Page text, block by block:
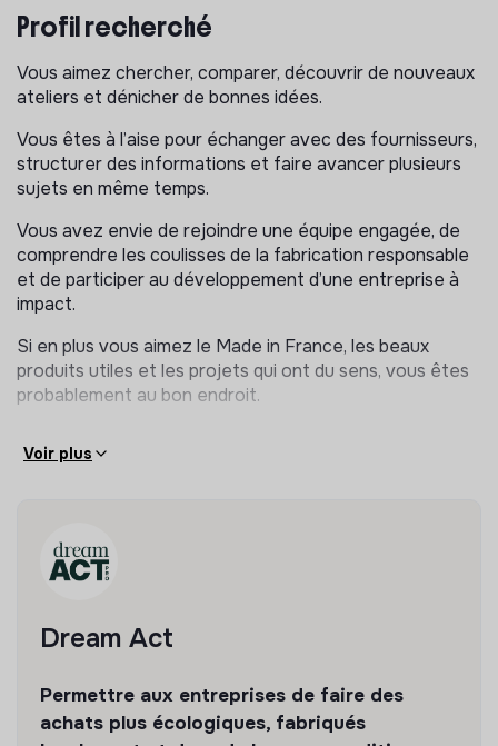
engagés,
création de nouvelles gammes utiles et durables,
échanges directs avec des artisans et partenaires
partout en France,
réflexion sur les tendances, les matières, l’impact et
la fabrication locale.
Vous rejoindrez une entreprise à taille humaine, où les
idées circulent vite et où chacun peut avoir un réel
impact.
Vos missions
vous participerez notamment à :
la recherche de nouveaux fournisseurs et fabricants
l’identification de produits innovants, utiles et éco-
la structuration et la validation des nouvelles offres
produits,
site.
Vous travaillerez au quotidien avec les équipes
commerciales, marketing et production dans un
environnement dynamique et entrepreneurial.
Profil recherché
Vous aimez chercher, comparer, découvrir de nouveaux
ateliers et dénicher de bonnes idées.
Vous êtes à l’aise pour échanger avec des fournisseurs,
structurer des informations et faire avancer plusieurs
sujets en même temps.
Vous avez envie de rejoindre une équipe engagée, de
comprendre les coulisses de la fabrication responsable
et de participer au développement d’une entreprise à
impact.
Si en plus vous aimez le Made in France, les beaux
produits utiles et les projets qui ont du sens, vous êtes
probablement au bon endroit.
Voir plus
Dream Act
Permettre aux entreprises de faire des
achats plus écologiques, fabriqués